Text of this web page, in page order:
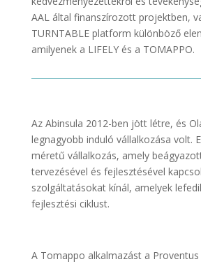
AAL által finanszírozott projektben,
TURNTABLE platform különböző
amilyenek a LIFELY és a TOMAPPO.
Az Abinsula 2012-ben jött létre, és
legnagyobb induló vállalkozása volt.
méretű vállalkozás, amely
tervezésével és fejlesztésével
szolgáltatásokat kínál, amelyek
fejlesztési ciklust.
A Tomappo alkalmazást a